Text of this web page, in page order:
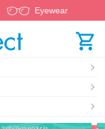
Eyewear